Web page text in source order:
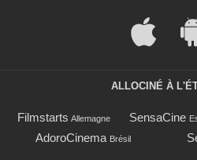
ALLOCINÉ À
Filmstarts Allemagne SensaCine
AdoroCinema Brésil